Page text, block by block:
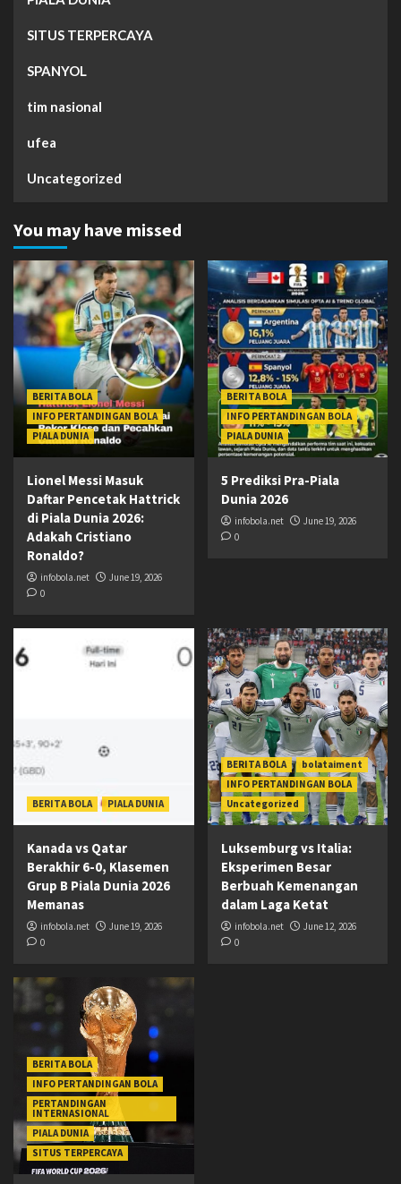
SITUS TERPERCAYA
SPANYOL
tim nasional
ufea
Uncategorized
You may have missed
BERITA BOLA
INFO PERTANDINGAN BOLA
PIALA DUNIA
Lionel Messi Masuk
Daftar Pencetak Hattrick
di Piala Dunia 2026:
Adakah Cristiano
Ronaldo?
infobola.net
June 19, 2026
0
BERITA BOLA
INFO PERTANDINGAN BOLA
PIALA DUNIA
5 Prediksi Pra-Piala
Dunia 2026
infobola.net
June 19, 2026
0
BERITA BOLA PIALA DUNIA
Kanada vs Qatar
Berakhir 6-0, Klasemen
Grup B Piala Dunia 2026
Memanas
infobola.net
June 19, 2026
0
BERITA BOLA
bolataiment
INFO PERTANDINGAN BOLA
Uncategorized
Luksemburg vs Italia:
Eksperimen Besar
Berbuah Kemenangan
dalam Laga Ketat
infobola.net
June 12, 2026
0
BERITA BOLA
INFO PERTANDINGAN BOLA
PERTANDINGAN
INTERNASIONAL
PIALA DUNIA
SITUS TERPERCAYA